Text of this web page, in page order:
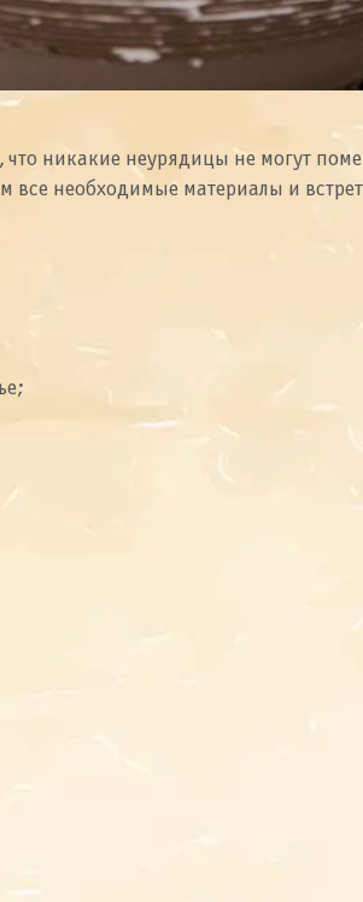
никакие неурядицы не могут
все необходимые материалы и